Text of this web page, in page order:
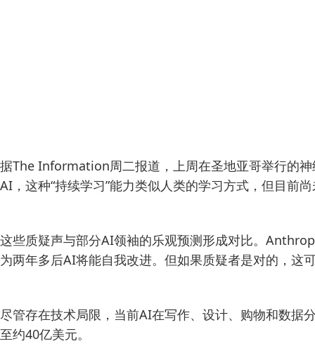
据The Information周二报道，上周在圣地亚哥举行的
AI，这种“持续学习”能力类似人类的学习方式，但目前
这些质疑声与部分AI领袖的乐观预测形成对比。
为两年多后AI将能自我改进。但如果质疑者是对的，
尽管存在技术局限，当前AI在写作、设计、购物和数
至约40亿美元。